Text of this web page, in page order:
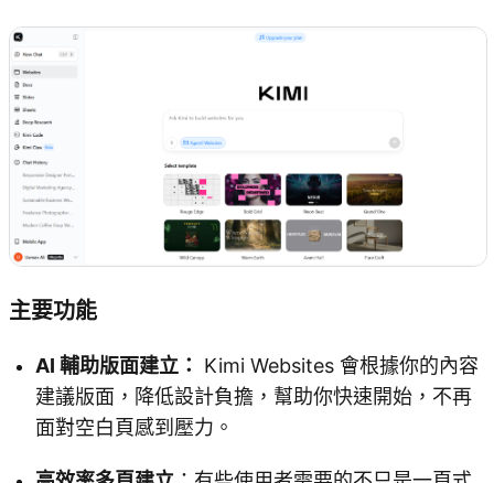
主要功能
AI 輔助版面建立：
Kimi Websites 會根據你的內容
建議版面，降低設計負擔，幫助你快速開始，不再
面對空白頁感到壓力。